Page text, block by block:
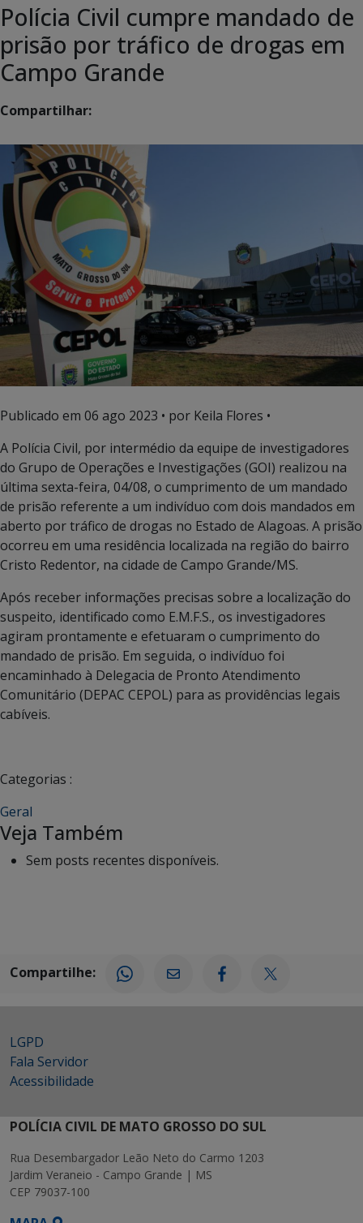
Polícia Civil cumpre mandado de
prisão por tráfico de drogas em
Campo Grande
Compartilhar:
Publicado em 06 ago 2023 • por Keila Flores •
A Polícia Civil, por intermédio da equipe de investigadores
do Grupo de Operações e Investigações (GOI) realizou na
última sexta-feira, 04/08, o cumprimento de um mandado
de prisão referente a um indivíduo com dois mandados em
aberto por tráfico de drogas no Estado de Alagoas. A prisão
ocorreu em uma residência localizada na região do bairro
Cristo Redentor, na cidade de Campo Grande/MS.
Após receber informações precisas sobre a localização do
suspeito, identificado como E.M.F.S., os investigadores
agiram prontamente e efetuaram o cumprimento do
mandado de prisão. Em seguida, o indivíduo foi
encaminhado à Delegacia de Pronto Atendimento
Comunitário (DEPAC CEPOL) para as providências legais
cabíveis.
Categorias :
Geral
Veja Também
Sem posts recentes disponíveis.
Compartilhe:
LGPD
Fala Servidor
Acessibilidade
POLÍCIA CIVIL DE MATO GROSSO DO SUL
Rua Desembargador Leão Neto do Carmo 1203
Jardim Veraneio - Campo Grande | MS
CEP 79037-100